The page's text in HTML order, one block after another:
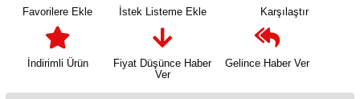
Favorilere Ekle İstek Listeme Ekle Karşılaştır
İndirimli Ürün
Fiyat Düşünce Haber
Ver
Gelince Haber Ver